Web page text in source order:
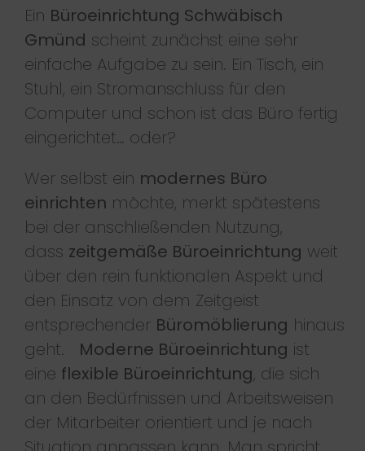
Ein Büroeinrichtung Schwäbisch
Gmünd scheint zunächst eine sehr
einfache Aufgabe zu sein. Ein Tisch, ein
Stuhl, ein Stromanschluss für den
Computer und schon ist das Büro fertig
eingerichtet… oder?
Wer selbst ein modernes Büro
einrichten möchte, merkt spätestens
bei der anschließenden Nutzung,
dass zeitgemäße Büroeinrichtung weit
über den rein funktionalen Aspekt und
den Einsatz von dem Zeitgeist
entsprechender Büromöblierung hinaus
geht. Moderne Büroeinrichtung ist
eine flexible Büroeinrichtung, die sich
an den Bedürfnissen und Arbeitsweisen
der Mitarbeiter orientiert und je nach